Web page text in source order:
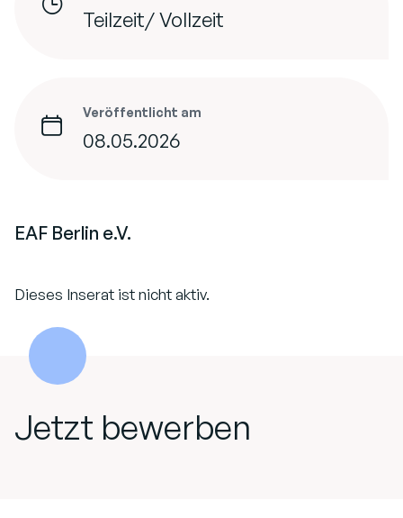
Teilzeit/ Vollzeit
Veröffentlicht am
08.05.2026
EAF Berlin e.V.
Dieses Inserat ist nicht aktiv.
Jetzt bewerben